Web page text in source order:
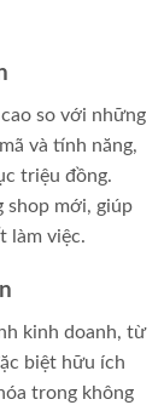
so với những
và tính năng,
triệu đồng.
shop mới, giúp
làm việc.
kinh doanh, từ
biệt hữu ích
trong không